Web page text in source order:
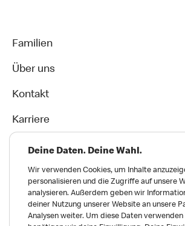
Familien
Über uns
Kontakt
Karriere
Deine Daten. Deine Wahl.
Wir verwenden Cookies, um Inhalte
personalisieren und die Zugriffe auf unsere
analysieren. Außerdem geben wir
deiner Nutzung unserer Website an unsere
Analysen weiter. Um diese Daten verwenden